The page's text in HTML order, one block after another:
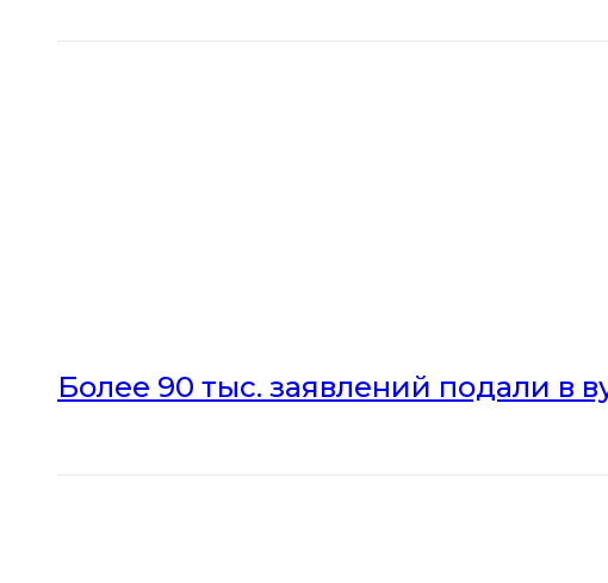
Более 90 тыс. заявлений подали в